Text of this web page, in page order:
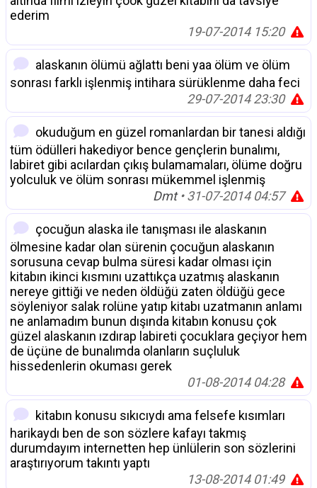
ederim
19-07-2014 15:20
alaskanın ölümü ağlattı beni yaa ölüm ve ölüm
sonrası farklı işlenmiş intihara sürüklenme daha feci
29-07-2014 23:30
okuduğum en güzel romanlardan bir tanesi aldığı
tüm ödülleri hakediyor bence gençlerin bunalımı,
labiret gibi acılardan çıkış bulamamaları, ölüme doğru
yolculuk ve ölüm sonrası mükemmel işlenmiş
Dmt• 31-07-2014 04:57
çocuğun alaska ile tanışması ile alaskanın
ölmesine kadar olan sürenin çocuğun alaskanın
sorusuna cevap bulma süresi kadar olması için
kitabın ikinci kısmını uzattıkça uzatmış alaskanın
nereye gittiği ve neden öldüğü zaten öldüğü gece
söyleniyor salak rolüne yatıp kitabı uzatmanın anlamı
ne anlamadım bunun dışında kitabın konusu çok
güzel alaskanın ızdırap labireti çocuklara geçiyor hem
de üçüne de bunalımda olanların suçluluk
hissedenlerin okuması gerek
01-08-2014 04:28
kitabın konusu sıkıcıydı ama felsefe kısımları
harikaydı ben de son sözlere kafayı takmış
durumdayım internetten hep ünlülerin son sözlerini
araştırıyorum takıntı yaptı
13-08-2014 01:49